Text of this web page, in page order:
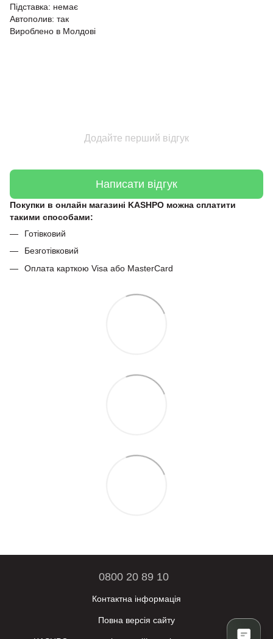
Підставка: немає
Автополив: так
Вироблено в Молдові
Додайте перший відгук
Написати відгук
Покупки в онлайн магазині KASHPO можна сплатити
такими способами:
Готівковий
Безготівковий
Оплата карткою Visa або MasterCard
0800 20 89 10
Контактна інформація
Повна версія сайту